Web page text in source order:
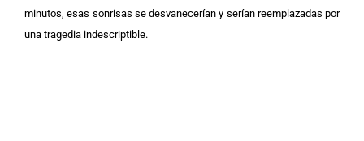
minutos, esas sonrisas se desvanecerían y serían reemplazadas por
una tragedia indescriptible.